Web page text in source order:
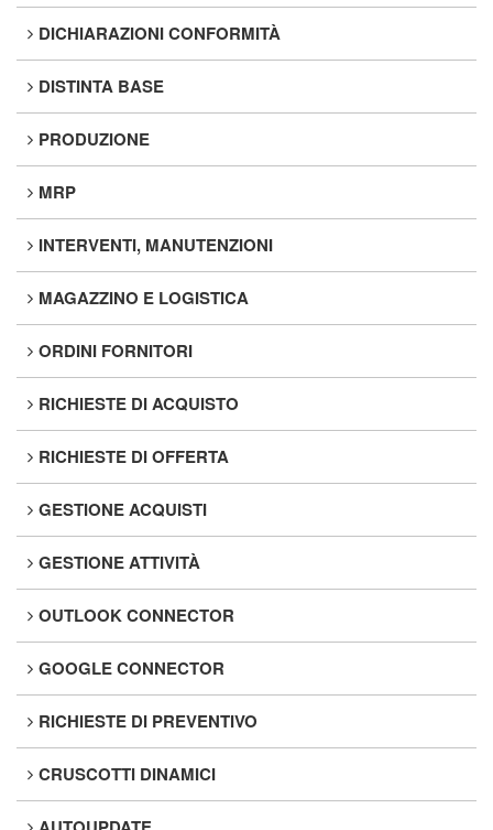
DICHIARAZIONI CONFORMITÀ
DISTINTA BASE
PRODUZIONE
MRP
INTERVENTI, MANUTENZIONI
MAGAZZINO E LOGISTICA
ORDINI FORNITORI
RICHIESTE DI ACQUISTO
RICHIESTE DI OFFERTA
GESTIONE ACQUISTI
GESTIONE ATTIVITÀ
OUTLOOK CONNECTOR
GOOGLE CONNECTOR
RICHIESTE DI PREVENTIVO
CRUSCOTTI DINAMICI